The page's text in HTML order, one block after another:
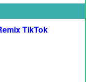
TikTok